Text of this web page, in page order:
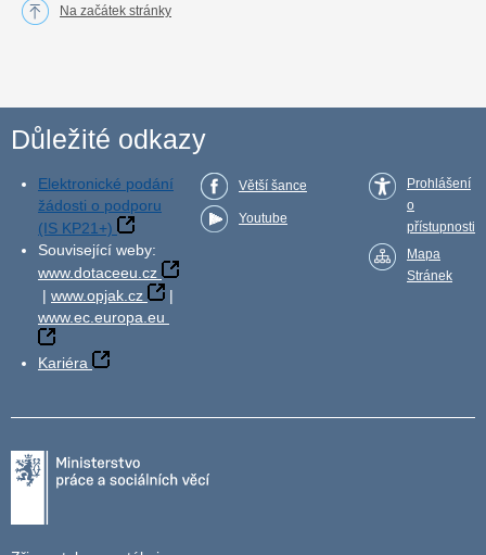
Na začátek stránky
Důležité odkazy
Elektronické podání
žádosti o podporu
(IS KP21+)
Související weby:
www.dotaceeu.cz
| www.opjak.cz
|
www.ec.europa.eu
Kariéra
Větší šance
Youtube
Prohlášení
o
přístupnosti
Mapa
Stránek